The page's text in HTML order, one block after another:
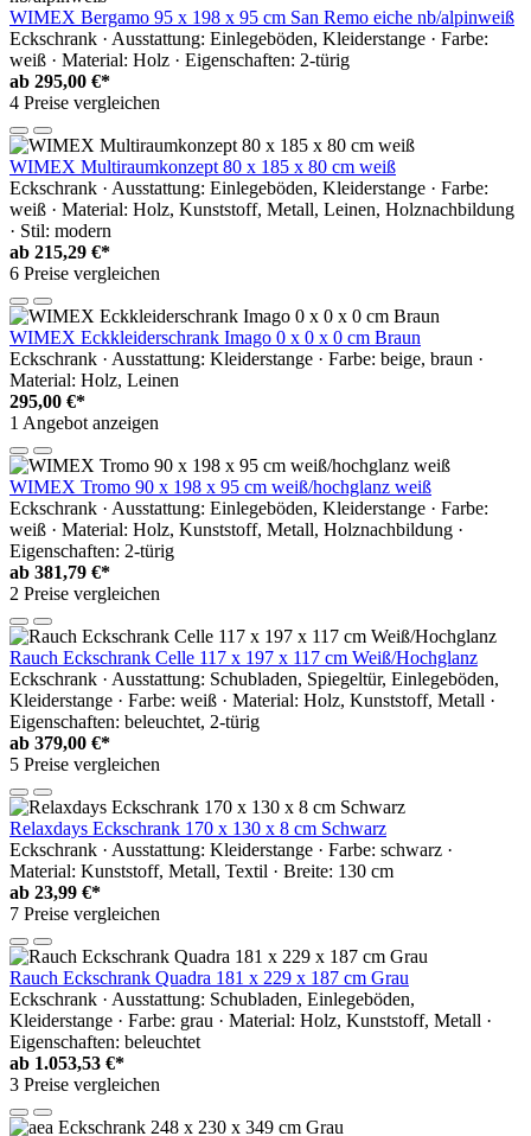
WIMEX Bergamo 95 x 198 x 95 cm San Remo eiche nb/alpinweiß
Eckschrank · Ausstattung: Einlegeböden, Kleiderstange · Farbe:
weiß · Material: Holz · Eigenschaften: 2-türig
ab 295,00 €*
4 Preise vergleichen
WIMEX Multiraumkonzept 80 x 185 x 80 cm weiß
Eckschrank · Ausstattung: Einlegeböden, Kleiderstange · Farbe:
weiß · Material: Holz, Kunststoff, Metall, Leinen, Holznachbildung
· Stil: modern
ab 215,29 €*
6 Preise vergleichen
WIMEX Eckkleiderschrank Imago 0 x 0 x 0 cm Braun
Eckschrank · Ausstattung: Kleiderstange · Farbe: beige, braun ·
Material: Holz, Leinen
295,00 €*
1 Angebot anzeigen
WIMEX Tromo 90 x 198 x 95 cm weiß/hochglanz weiß
Eckschrank · Ausstattung: Einlegeböden, Kleiderstange · Farbe:
weiß · Material: Holz, Kunststoff, Metall, Holznachbildung ·
Eigenschaften: 2-türig
ab 381,79 €*
2 Preise vergleichen
Rauch Eckschrank Celle 117 x 197 x 117 cm Weiß/Hochglanz
Eckschrank · Ausstattung: Schubladen, Spiegeltür, Einlegeböden,
Kleiderstange · Farbe: weiß · Material: Holz, Kunststoff, Metall ·
Eigenschaften: beleuchtet, 2-türig
ab 379,00 €*
5 Preise vergleichen
Relaxdays Eckschrank 170 x 130 x 8 cm Schwarz
Eckschrank · Ausstattung: Kleiderstange · Farbe: schwarz ·
Material: Kunststoff, Metall, Textil · Breite: 130 cm
ab 23,99 €*
7 Preise vergleichen
Rauch Eckschrank Quadra 181 x 229 x 187 cm Grau
Eckschrank · Ausstattung: Schubladen, Einlegeböden,
Kleiderstange · Farbe: grau · Material: Holz, Kunststoff, Metall ·
Eigenschaften: beleuchtet
ab 1.053,53 €*
3 Preise vergleichen